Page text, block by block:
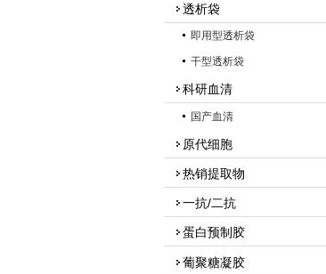
透析袋
即用型透析袋
干型透析袋
科研血清
国产血清
原代细胞
热销提取物
一抗/二抗
蛋白预制胶
葡聚糖凝胶